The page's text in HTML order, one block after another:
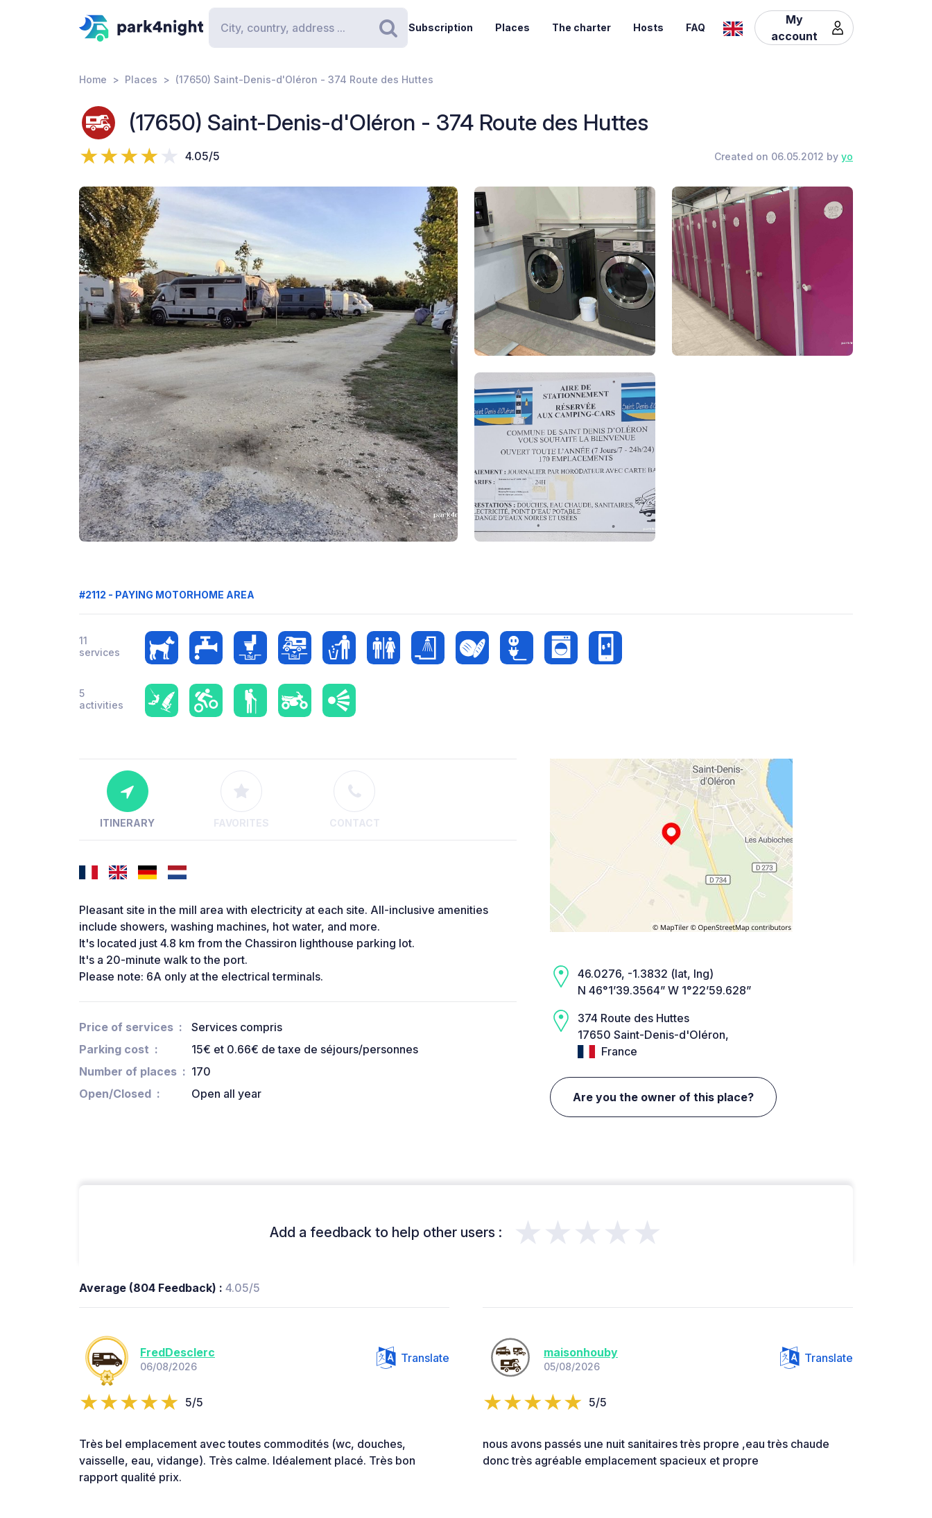
Search
Subscription Places The charter Hosts FAQ
My
account
Home Places (17650) Saint-Denis-d'Oléron - 374 Route des Huttes
(17650) Saint-Denis-d'Oléron - 374 Route des Huttes
4.05/5 Created on 06.05.2012 by yo
#2112 - PAYING MOTORHOME AREA
11
services
5
activities
ITINERARY FAVORITES CONTACT
Pleasant site in the mill area with electricity at each site. All-inclusive amenities
include showers, washing machines, hot water, and more.
It's located just 4.8 km from the Chassiron lighthouse parking lot.
It's a 20-minute walk to the port.
Please note: 6A only at the electrical terminals.
Price of services
Services compris
Parking cost
15€ et 0.66€ de taxe de séjours/personnes
Number of places
170
Open/Closed
Open all year
46.0276, -1.3832 (lat, lng)
N 46°1’39.3564” W 1°22’59.628”
374 Route des Huttes
17650 Saint-Denis-d'Oléron,
France
Are you the owner of this place?
Add a feedback to help other users : ★★★★★
Average (804 Feedback) : 4.05/5
FredDesclerc
06/08/2026
Translate
5/5
Très bel emplacement avec toutes commodités (wc, douches,
vaisselle, eau, vidange). Très calme. Idéalement placé. Très bon
rapport qualité prix.
maisonhouby
05/08/2026
Translate
5/5
nous avons passés une nuit sanitaires très propre ,eau très chaude
donc très agréable emplacement spacieux et propre